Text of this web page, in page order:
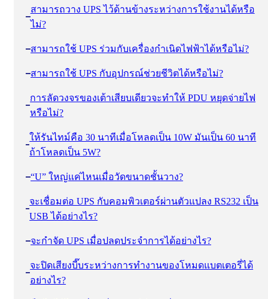
สามารถวาง UPS ไว้ด้านข้างระหว่างการใช้งานได้หรือ
ไม่?
สามารถใช้ UPS ร่วมกับเครื่องกําเนิดไฟฟ้าได้หรือไม่?
สามารถใช้ UPS กับอุปกรณ์ช่วยชีวิตได้หรือไม่?
การลัดวงจรของเต้าเสียบเดียวจะทําให้ PDU หยุดจ่ายไฟ
หรือไม่?
ให้รันไทม์คือ 30 นาทีเมื่อโหลดเป็น 10W มันเป็น 60 นาที
ถ้าโหลดเป็น 5W?
“U” ใหญ่แค่ไหนเมื่อวัดขนาดชั้นวาง?
จะเชื่อมต่อ UPS กับคอมพิวเตอร์ผ่านตัวแปลง RS232 เป็น
USB ได้อย่างไร?
จะกําจัด UPS เมื่อปลดประจําการได้อย่างไร?
จะปิดเสียงบี๊บระหว่างการทํางานของโหมดแบตเตอรี่ได้
อย่างไร?